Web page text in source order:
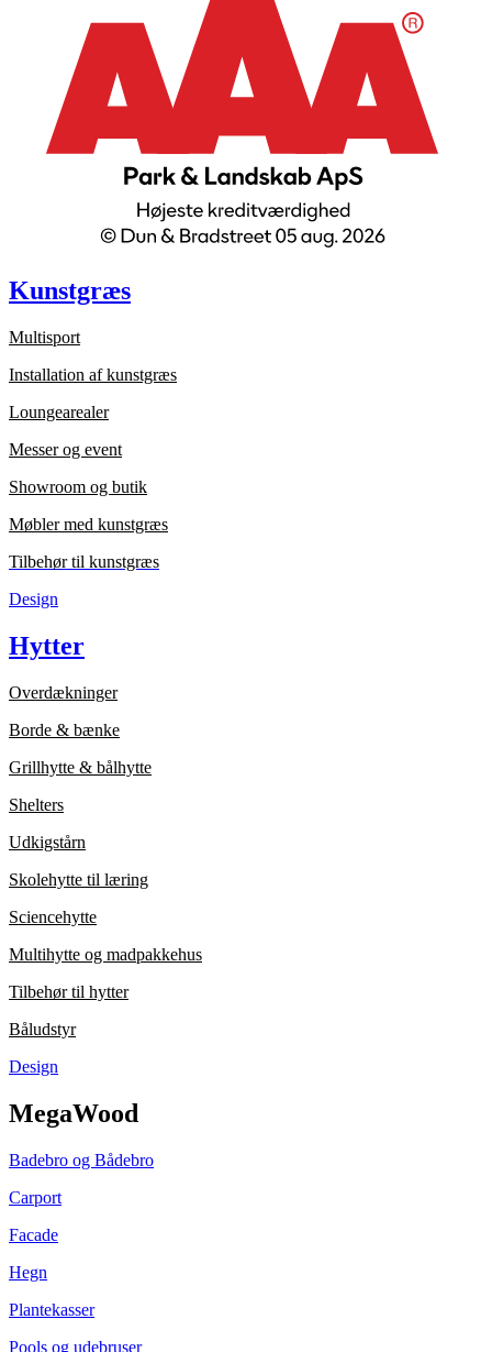
Kunstgræs
Multisport
Installation af kunstgræs
Loungearealer
Messer og event
Showroom og butik
Møbler med kunstgræs
Tilbehør til kunstgræs
Design
Hytter
Overdækninger
Borde & bænke
Grillhytte & bålhytte
Shelters
Udkigstårn
Skolehytte til læring
Sciencehytte
Multihytte og madpakkehus
Tilbehør til hytter
Båludstyr
Design
MegaWood
Badebro og Bådebro
Carport
Facade
Hegn
Plantekasser
Pools og udebruser